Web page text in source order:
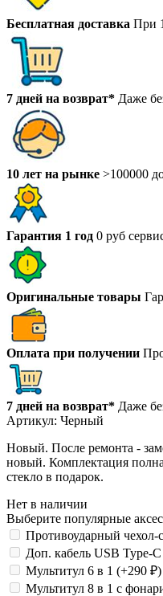
Бесплатная доставка При
7 дней на возврат* Даже
10 лет на рынке >100000
Гарантия 1 год 0 руб
Оригинальные товары
Оплата при получении
7 дней на возврат* Даже
Артикул: Черный
Новый. После ремонта -
новый. Комплектация
стекло в подарок.
Нет в наличии
Выберите популярные
Противоударный чехол-
Доп. кабель USB Type-
Мультитул 6 в 1 (+290 ₽)
Мультитул 8 в 1 с